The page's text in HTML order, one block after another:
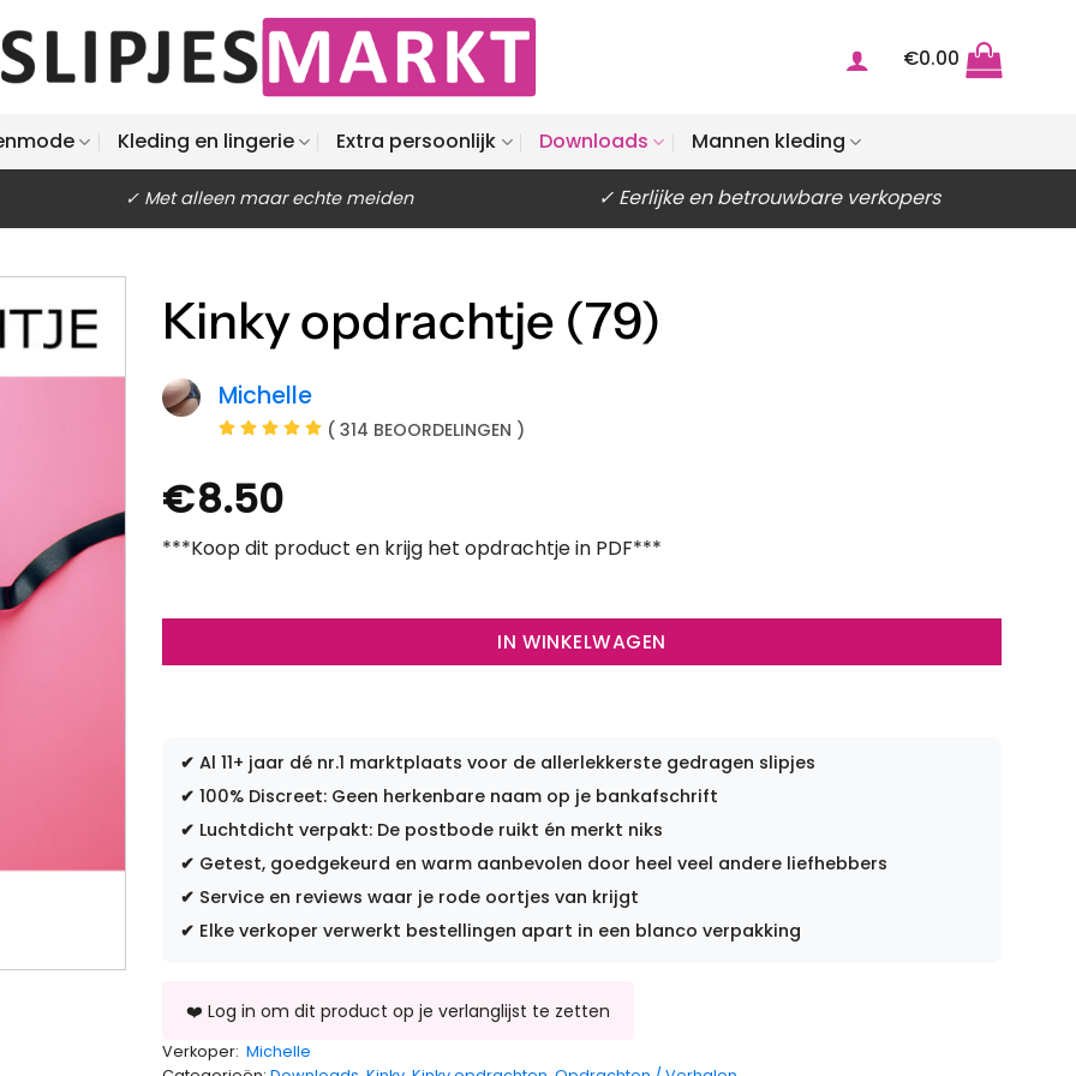
€0.00
Kleding en lingerie Extra persoonlijk Downloads Mannen kleding
✓ Met alleen maar echte meiden ✓ Eerlijke en betrouwbare verkopers
Kinky opdrachtje (79)
Michelle
( 314 BEOORDELINGEN )
€8.50
***Koop dit product en krijg het opdrachtje in PDF***
IN WINKELWAGEN
✔ Al 11+ jaar dé nr.1 marktplaats voor de allerlekkerste gedragen slipjes
✔ 100% Discreet: Geen herkenbare naam op je bankafschrift
✔ Luchtdicht verpakt: De postbode ruikt én merkt niks
✔ Getest, goedgekeurd en warm aanbevolen door heel veel andere liefhebbers
✔ Service en reviews waar je rode oortjes van krijgt
✔ Elke verkoper verwerkt bestellingen apart in een blanco verpakking
Verkoper: Michelle